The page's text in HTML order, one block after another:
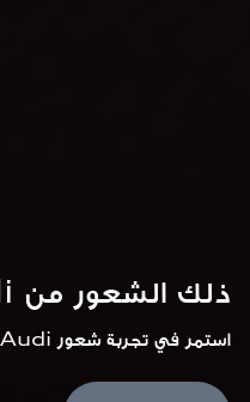
ذلك الشعور من Audi.
استمر في تجربة شعور Audi مع خيارات الضمان الممتد لدينا.